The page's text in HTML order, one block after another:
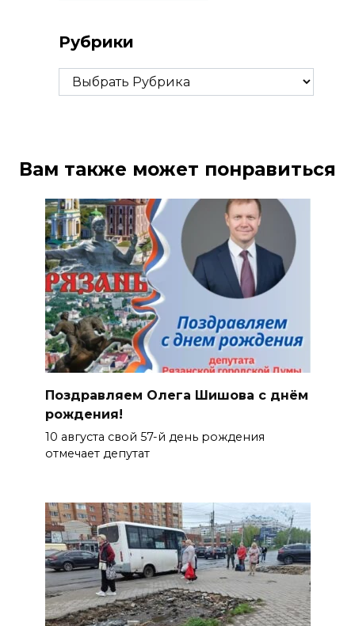
Рубрики
Рубрики
Вам также может понравиться
Поздравляем Олега Шишова с днём
рождения!
10 августа свой 57-й день рождения
отмечает депутат